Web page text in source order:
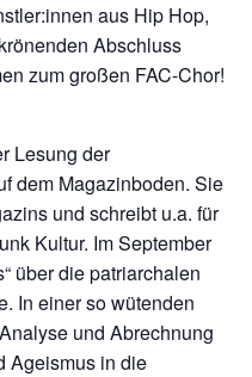
aus Hip Hop,
Abschluss
zum großen FAC-Chor!
Lesung der
dem Magazinboden. Sie
und schreibt u.a. für
Kultur. Im September
über die patriarchalen
In einer so wütenden
und Abrechnung
Ageismus in die